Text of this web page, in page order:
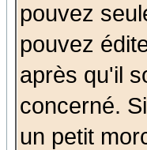
pouvez
pouvez
après qu'il
concerné.
un petit